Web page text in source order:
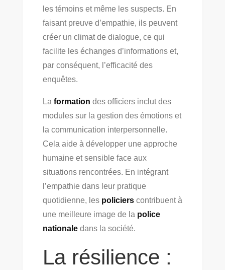
les témoins et même les suspects. En
faisant preuve d’empathie, ils peuvent
créer un climat de dialogue, ce qui
facilite les échanges d’informations et,
par conséquent, l’efficacité des
enquêtes.
La formation des officiers inclut des
modules sur la gestion des émotions et
la communication interpersonnelle.
Cela aide à développer une approche
humaine et sensible face aux
situations rencontrées. En intégrant
l’empathie dans leur pratique
quotidienne, les policierscontribuent à
une meilleure image de la police
nationaledans la société.
La résilience :